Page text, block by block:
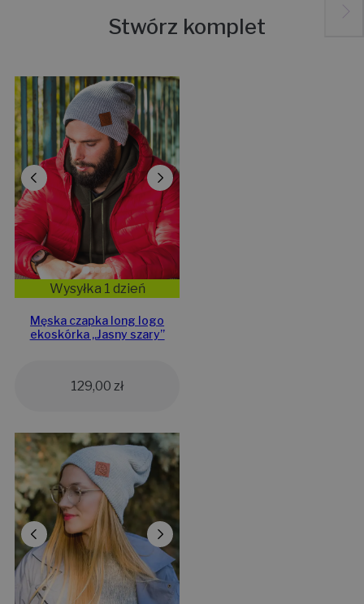
Stwórz komplet
Wysyłka 1 dzień
Męska czapka long logo
ekoskórka „Jasny szary”
129,00 zł